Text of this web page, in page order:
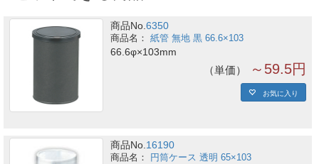
商品No.6350
紙管 無地 黒 66.6×103
66.6φ×103mm
単価 ～59.5円
お気に入り
商品No. 16190
円筒ケース 透明 65×103